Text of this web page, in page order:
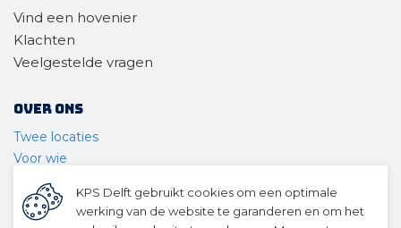
Vind een hovenier
Klachten
Veelgestelde vragen
Over ons
Twee locaties
Voor wie
Ons team
Geschiedenis
KPS Delft gebruikt cookies om een optimale
werking van de website te garanderen en om het